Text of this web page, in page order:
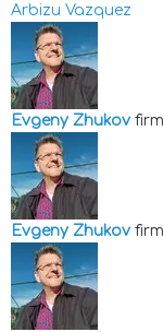
Arbizu Vazquez
Evgeny Zhukov
Evgeny Zhukov